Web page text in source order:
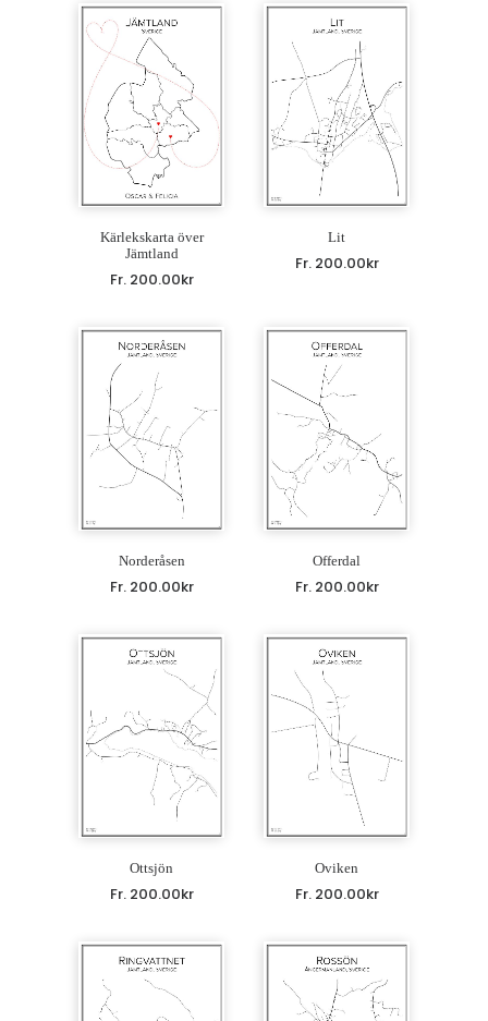
Kärlekskarta över
Jämtland
Fr. 200.00kr
Lit
Fr. 200.00kr
Norderåsen
Fr. 200.00kr
Offerdal
Fr. 200.00kr
Ottsjön
Fr. 200.00kr
Oviken
Fr. 200.00kr